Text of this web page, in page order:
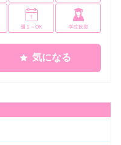
週１～OK 学生歓迎
気になる